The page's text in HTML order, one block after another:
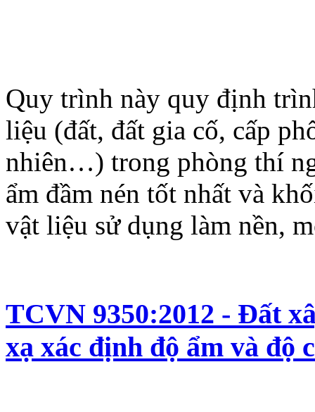
Quy trình này quy định
liệu (đất, đất gia cố, cấp
nhiên…) trong phòng thí
ẩm đầm nén tốt nhất và
vật liệu sử dụng làm nền,
TCVN 9350:2012 - Đất
xạ xác định độ ẩm và độ